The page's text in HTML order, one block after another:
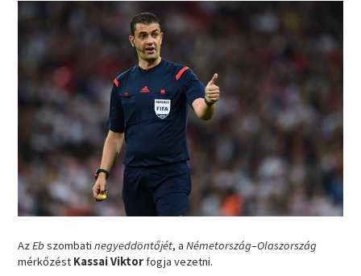
AzEbszombatinegyeddöntőjét, aNémetország–Olaszország
mérkőzést Kassai Viktorfogja vezetni.